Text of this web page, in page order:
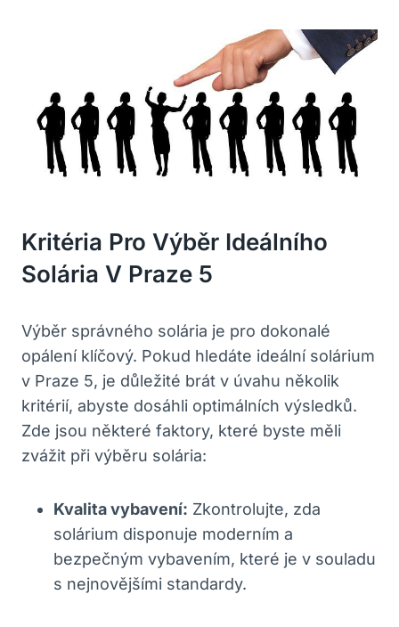
Kritéria ⁢pro Výběr Ideálního
Solária‍ V⁢ Praze 5
Výběr správného solária je pro‌ dokonalé
opálení klíčový. Pokud hledáte ‍ideální solárium
v Praze 5, je‍ důležité brát v ⁢úvahu několik
kritérií, abyste ⁣dosáhli‌ optimálních výsledků.
‍Zde jsou​ některé faktory, které byste měli
zvážit při výběru solária:
Kvalita ⁤vybavení: ​Zkontrolujte, zda‌
solárium ​disponuje moderním a
bezpečným vybavením,⁣ které je v souladu
s nejnovějšími standardy.